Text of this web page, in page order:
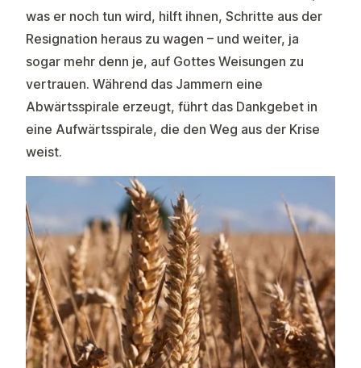
was er noch tun wird, hilft ihnen, Schritte aus der
Resignation heraus zu wagen – und weiter, ja
sogar mehr denn je, auf Gottes Weisungen zu
vertrauen. Während das Jammern eine
Abwärtsspirale erzeugt, führt das Dankgebet in
eine Aufwärtsspirale, die den Weg aus der Krise
weist.